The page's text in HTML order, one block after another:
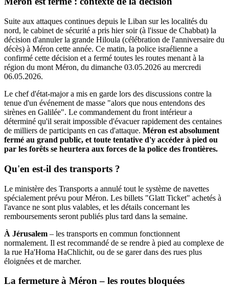
Suite aux attaques continues depuis le Liban sur les localités du
nord, le cabinet de sécurité a pris hier soir (à l'issue de Chabbat) la
décision d'annuler la grande Hiloula (célébration de l'anniversaire du
décès) à Méron cette année. Ce matin, la police israélienne a
confirmé cette décision et a fermé toutes les routes menant à la
région du mont Méron, du dimanche 03.05.2026 au mercredi
06.05.2026.
Le chef d'état-major a mis en garde lors des discussions contre la
tenue d'un événement de masse "alors que nous entendons des
sirènes en Galilée". Le commandement du front intérieur a
déterminé qu'il serait impossible d'évacuer rapidement des centaines
de milliers de participants en cas d'attaque. Méron est absolument
fermé au grand public, et toute tentative d'y accéder à pied ou
par les forêts se heurtera aux forces de la police des frontières.
Qu'en est-il des transports ?
Le ministère des Transports a annulé tout le système de navettes
spécialement prévu pour Méron. Les billets "Glatt Ticket" achetés à
l'avance ne sont plus valables, et les détails concernant les
remboursements seront publiés plus tard dans la semaine.
À Jérusalem – les transports en commun fonctionnent
normalement. Il est recommandé de se rendre à pied au complexe de
la rue Ha'Homa HaChlichit, ou de se garer dans des rues plus
éloignées et de marcher.
La fermeture à Méron – les routes bloquées